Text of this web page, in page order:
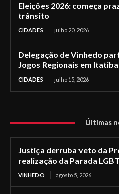
Eleições 2026: começa
trânsito
CIDADES julho 20, 2026
Delegação de Vinhedo
Jogos Regionais em Itatiba
CIDADES julho 15, 2026
Últimas
Justiça derruba veto da
realização da Parada
VINHEDO agosto 5, 2026